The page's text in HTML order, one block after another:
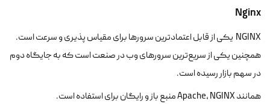
Nginx
NGINX یکی از قابل اعتمادترین سرورها برای مقیاس پذیری و سرعت است.
همچنین یکی از سریع‌ترین سرورهای وب در صنعت است که به جایگاه دوم
در سهم بازار رسیده است.
همانند Apache، NGINX منبع باز و رایگان برای استفاده است.